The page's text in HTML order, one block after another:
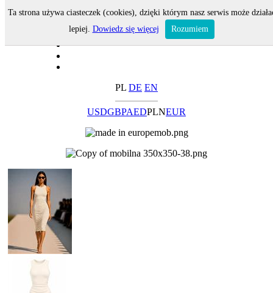
PL DE EN
USDGBPAEDPLNEUR
Ta strona używa ciasteczek (cookies), dzięki którym nasz serwis może
lepiej. Dowiedz się więcej Rozumiem